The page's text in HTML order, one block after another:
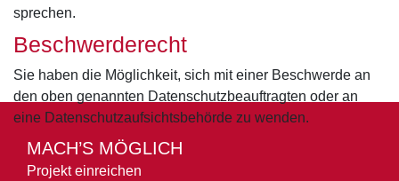
sprechen.
Beschwerderecht
Sie haben die Möglichkeit, sich mit einer Beschwerde an
den oben genannten Datenschutzbeauftragten oder an
eine Datenschutzaufsichtsbehörde zu wenden.
MACH’S MÖGLICH
Projekt einreichen